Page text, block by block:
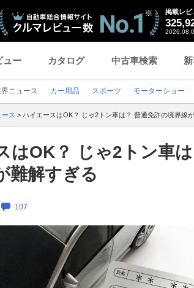
掲載レビ
ュー カタログ 中古車検索
ニュース カー用品 スポーツ モーターショー
ス > ハイエースはOK？ じゃ2トン車は？ 普通免許の境界線
はOK？ じゃ2トン車
難解すぎる
107